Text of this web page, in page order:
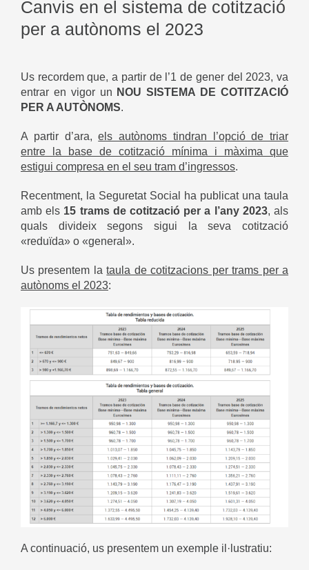
Canvis en el sistema de cotització
per a autònoms el 2023
Us recordem que, a partir de l’1 de gener del 2023, va
entrar en vigor un NOU SISTEMA DE COTITZACIÓ
PER A AUTÒNOMS.
A partir d’ara,els autònoms tindran l’opció de triar
entre la base de cotització mínima i màxima que
estigui compresa en el seu tram d’ingressos.
Recentment, la Seguretat Social ha publicat una taula
amb els 15 trams de cotització per a l’any 2023, als
quals divideix segons sigui la seva cotització
«reduïda» o «general».
Us presentem lataula de cotitzacions per trams per a
autònoms el 2023:
A continuació, us presentem un exemple il·lustratiu: